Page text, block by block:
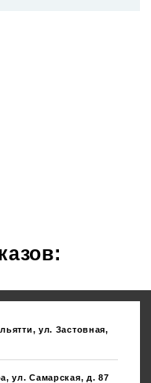
ул. Застовная,
ул. Самарская, д. 87